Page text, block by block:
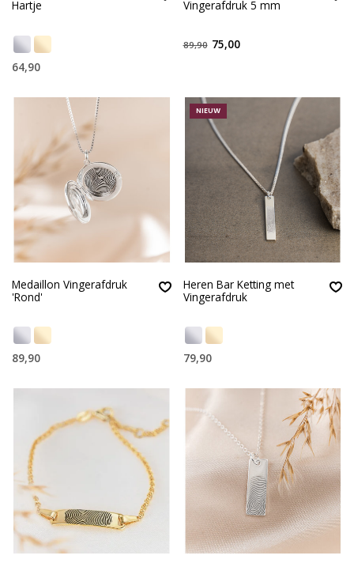
Hartje
64,90
Vingerafdruk 5 mm
89,90 75,00
Medaillon Vingerafdruk
'Rond'
89,90
NIEUW
Heren Bar Ketting met
Vingerafdruk
79,90